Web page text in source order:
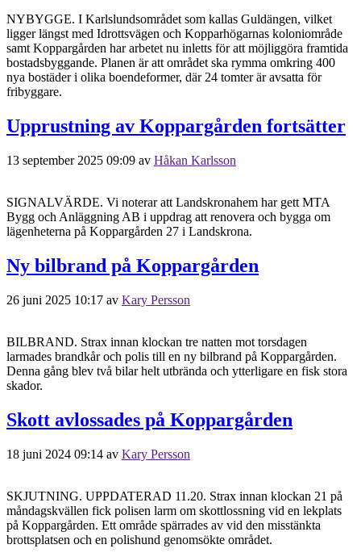
NYBYGGE. I Karlslundsområdet som kallas Guldängen, vilket
ligger längst med Idrottsvägen och Kopparhögarnas koloniområde
samt Koppargården har arbetet nu inletts för att möjliggöra framtida
bostadsbyggande. Planen är att området ska rymma omkring 400
nya bostäder i olika boendeformer, där 24 tomter är avsatta för
fribyggare.
Upprustning av Koppargården fortsätter
13 september 2025 09:09 av Håkan Karlsson
SIGNALVÄRDE. Vi noterar att Landskronahem har gett MTA
Bygg och Anläggning AB i uppdrag att renovera och bygga om
lägenheterna på Koppargården 27 i Landskrona.
Ny bilbrand på Koppargården
26 juni 2025 10:17 av Kary Persson
BILBRAND. Strax innan klockan tre natten mot torsdagen
larmades brandkår och polis till en ny bilbrand på Koppargården.
Denna gång blev två bilar helt utbrända och ytterligare en fisk stora
skador.
Skott avlossades på Koppargården
18 juni 2024 09:14 av Kary Persson
SKJUTNING. UPPDATERAD 11.20. Strax innan klockan 21 på
måndagskvällen fick polisen larm om skottlossning vid en lekplats
på Koppargården. Ett område spärrades av vid den misstänkta
brottsplatsen och en polishund genomsökte området.